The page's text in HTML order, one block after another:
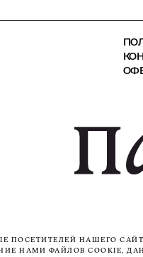
НАШЕГО
НАМИ ФАЙЛОВ COOKIE,